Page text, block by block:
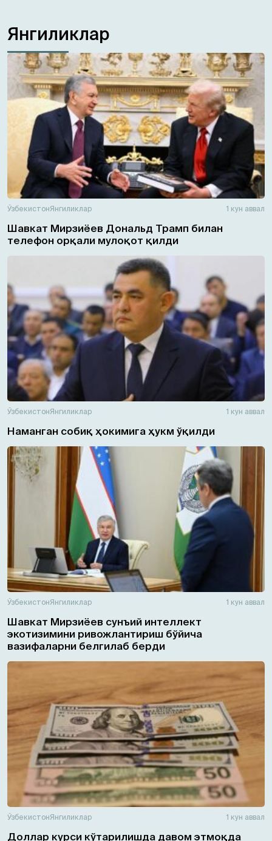
Янгиликлар
ЎзбекистонЯнгиликлар 1 кун аввал
Шавкат Мирзиёев Дональд Трамп билан
телефон орқали мулоқот қилди
ЎзбекистонЯнгиликлар 1 кун аввал
Наманган собиқ ҳокимига ҳукм ўқилди
ЎзбекистонЯнгиликлар 1 кун аввал
Шавкат Мирзиёев сунъий интеллект
экотизимини ривожлантириш бўйича
вазифаларни белгилаб берди
ЎзбекистонЯнгиликлар 1 кун аввал
Доллар курси кўтарилишда давом этмоқда